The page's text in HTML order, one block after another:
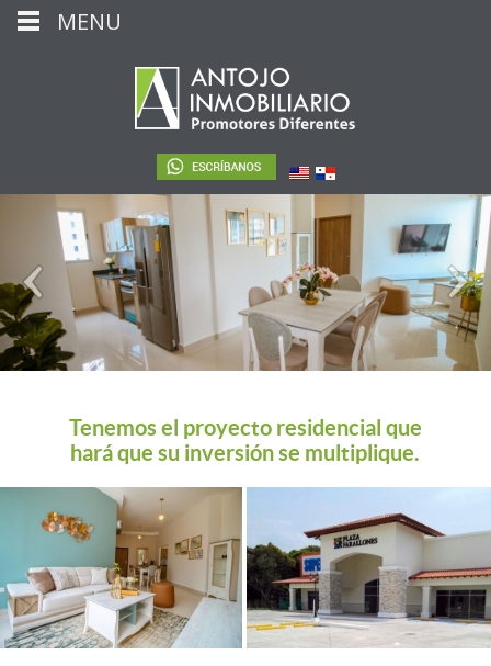
Tenemos el proyecto residencial que
hará que su inversión se multiplique.
MENU